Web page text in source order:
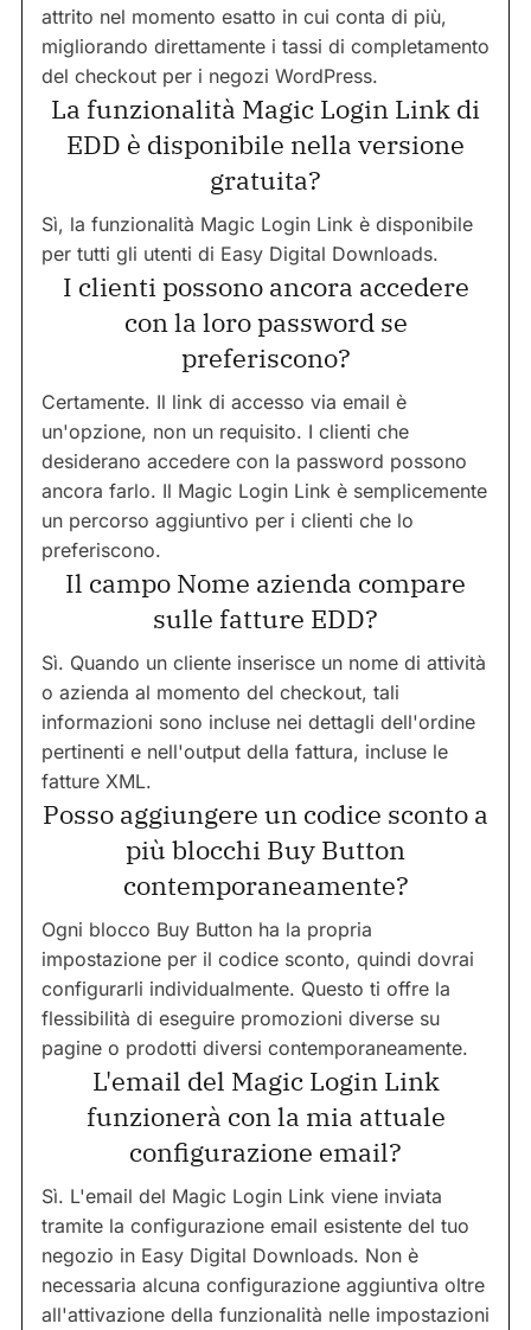
attrito nel momento esatto in cui conta di più,
migliorando direttamente i tassi di completamento
del checkout per i negozi WordPress.
La funzionalità Magic Login Link di
EDD è disponibile nella versione
gratuita?
Sì, la funzionalità Magic Login Link è disponibile
per tutti gli utenti di Easy Digital Downloads.
I clienti possono ancora accedere
con la loro password se
preferiscono?
Certamente. Il link di accesso via email è
un'opzione, non un requisito. I clienti che
desiderano accedere con la password possono
ancora farlo. Il Magic Login Link è semplicemente
un percorso aggiuntivo per i clienti che lo
preferiscono.
Il campo Nome azienda compare
sulle fatture EDD?
Sì. Quando un cliente inserisce un nome di attività
o azienda al momento del checkout, tali
informazioni sono incluse nei dettagli dell'ordine
pertinenti e nell'output della fattura, incluse le
fatture XML.
Posso aggiungere un codice sconto a
più blocchi Buy Button
contemporaneamente?
Ogni blocco Buy Button ha la propria
impostazione per il codice sconto, quindi dovrai
configurarli individualmente. Questo ti offre la
flessibilità di eseguire promozioni diverse su
pagine o prodotti diversi contemporaneamente.
L'email del Magic Login Link
funzionerà con la mia attuale
configurazione email?
Sì. L'email del Magic Login Link viene inviata
tramite la configurazione email esistente del tuo
negozio in Easy Digital Downloads. Non è
necessaria alcuna configurazione aggiuntiva oltre
all'attivazione della funzionalità nelle impostazioni